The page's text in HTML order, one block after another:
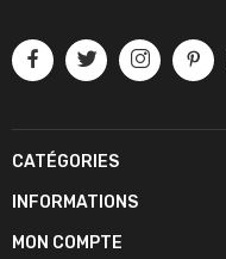
CATÉGORIES
INFORMATIONS
MON COMPTE